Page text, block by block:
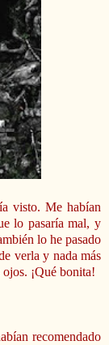
visto. Me habían
lo pasaría mal, y
lo he pasado
verla y nada más
¡Qué bonita!
recomendado